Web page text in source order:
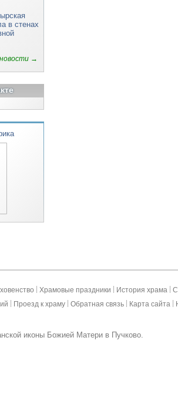
в стенах
→
Храмовые праздники История храма
Проезд к храму Обратная связь Карта сайта
иконы Божией Матери в Пучково.